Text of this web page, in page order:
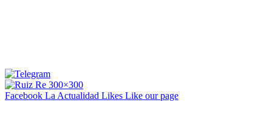
Facebook La Actualidad Likes Like our page